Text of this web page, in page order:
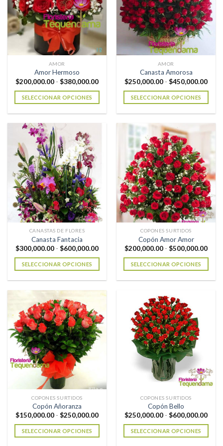
AMOR
Amor Hermoso
$200,000.00 - $380,000.00Rango
precios:
hasta
SELECCIONAR OPCIONES
tiene
múltiples
variantes.
Las
opciones
se
pueden
elegir
en
la
página
de
AMOR
Canasta Amorosa
$250,000.00 - $450,000.00
hasta
SELECCIONAR OPCIONES
tiene
múltiples
variantes.
Las
opciones
se
pueden
elegir
en
la
página
de
CANASTAS DE FLORES
Canasta Fantacia
$300,000.00 - $600,000.00Rango
precios:
hasta
SELECCIONAR OPCIONES
tiene
múltiples
variantes.
Las
opciones
se
pueden
elegir
en
la
página
de
COPONES SURTIDOS
Copón Amor Amor
$200,000.00 - $500,000.00
hasta
SELECCIONAR OPCIONES
tiene
múltiples
variantes.
Las
opciones
se
pueden
elegir
en
página
de
COPONES SURTIDOS
Copón Añoranza
$150,000.00 - $250,000.00Rango
precios:
SELECCIONAR OPCIONES
COPONES SURTIDOS
Copón Bello
$250,000.00 - $600,000.00
SELECCIONAR OPCIONES